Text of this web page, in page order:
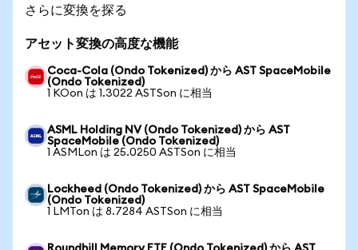
さらに変換を探る
アセット変換の高度な機能
Coca-Cola (Ondo Tokenized) から AST SpaceMobile
(Ondo Tokenized)
1 KOon は 1.3022 ASTSon に相当
ASML Holding NV (Ondo Tokenized) から AST
SpaceMobile (Ondo Tokenized)
1 ASMLon は 25.0250 ASTSon に相当
Lockheed (Ondo Tokenized) から AST SpaceMobile
(Ondo Tokenized)
1 LMTon は 8.7284 ASTSon に相当